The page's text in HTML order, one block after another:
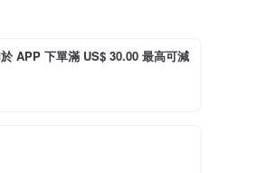
APP 下單滿 US$ 30.00 最高可減